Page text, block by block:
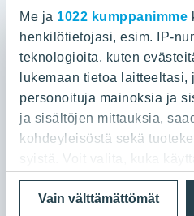
Me ja 1022 kumppanimme
henkilötietojasi, esim. IP-
teknologioita, kuten
lukemaan tietoa laitteeltasi,
personoituja mainoksia ja
ja sisältöjen mittauksia,
kohdeyleisöstä sekä
syistä. Voit valita, kuka
tarkoituksiin.
Vain välttämättömät
Töihin meille
Sijoittajat
Projektit
Media
Yhteystiedot
Myytävät asunnot
Vuokrattavat toimitilat
Kiinteistösijoittaminen
Infrarakentaminen
Toimitilarakentaminen
Teollisuusrakentaminen
YIT:n pääkonttori
Panuntie 11, PL 36, 00620 Helsinki
020 433 111
Tietosuoja ja Käyttöehdot